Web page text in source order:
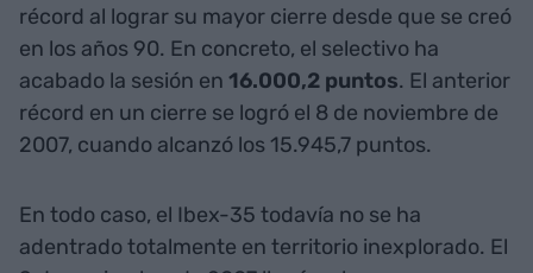
récord al lograr su mayor cierre desde que se creó
en los años 90. En concreto, el selectivo ha
acabado la sesión en 16.000,2 puntos. El anterior
récord en un cierre se logró el 8 de noviembre de
2007, cuando alcanzó los 15.945,7 puntos.
En todo caso, el Ibex-35 todavía no se ha
adentrado totalmente en territorio inexplorado. El